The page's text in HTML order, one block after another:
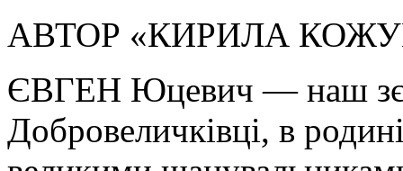
АВТОР «КИРИЛА
ЄВГЕН Юцевич — наш
Добровеличківці, в